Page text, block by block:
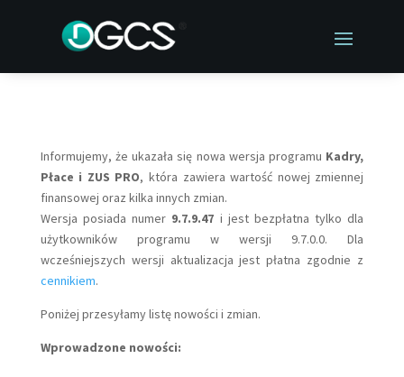
Informujemy, że ukazała się nowa wersja programu Kadry,
Płace i ZUS PRO, która zawiera wartość nowej zmiennej
finansowej oraz kilka innych zmian.
Wersja posiada numer 9.7.9.47 i jest bezpłatna tylko dla
użytkowników programu w wersji 9.7.0.0. Dla
wcześniejszych wersji aktualizacja jest płatna zgodnie z
cennikiem.
Poniżej przesyłamy listę nowości i zmian.
Wprowadzone nowości: